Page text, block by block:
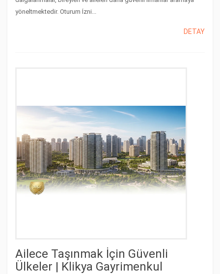
yöneltmektedir. Oturum İzni...
DETAY
Ailece Taşınmak İçin Güvenli
Ülkeler | Klikya Gayrimenkul